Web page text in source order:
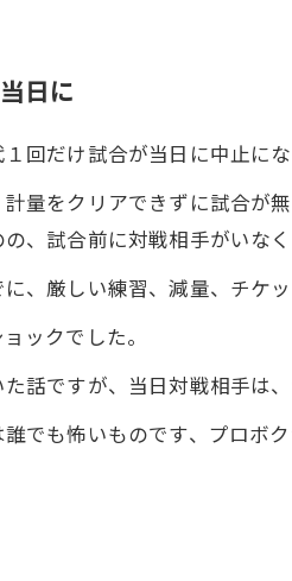
日に
回だけ試合が当日に中止に
量をクリアできずに試合が
の、試合前に対戦相手がいな
、厳しい練習、減量、チケ
ックでした。
話ですが、当日対戦相手は
でも怖いものです、プロボ